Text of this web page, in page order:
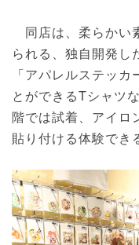
同店は、柔らかい
られる、独自開発し
「アパレルステッ
とができるTシャツ
階では試着、アイロ
貼り付ける体験でき